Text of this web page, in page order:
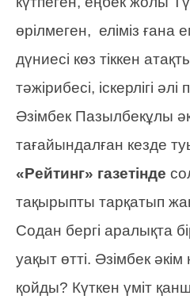
өрілмеген, еліміз ғана
дүниесі көз тіккен
тәжірибесі, іскерлігі әлі
Әзімбек Пазылбекұлы
тағайындалған кезде
«Рейтинг» газетінде
тақырыпты тарқатып
Содан бергі аралықта
уақыт өтті. Әзімбек
қойды? Күткен үміт